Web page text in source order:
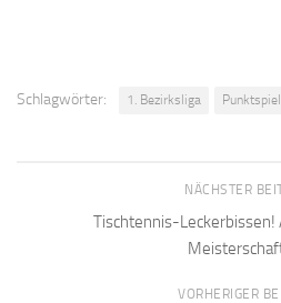
Schlagwörter: 1. Bezirksliga Punktspiel
NÄCHSTER
Tischtennis-Leckerbissen!
VORHERIGER